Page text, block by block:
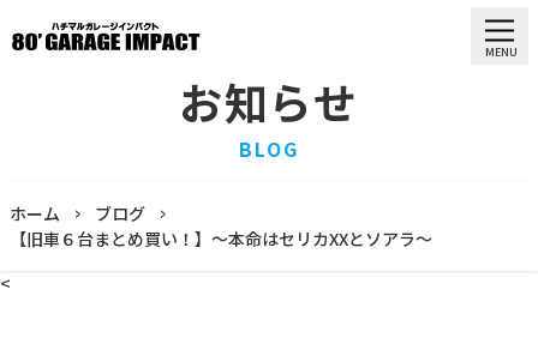
MENU
HOME
ホーム
お知らせ
BLOG
ホーム
ブログ
【旧車６台まとめ買い！】〜本命はセリカXXとソアラ〜
<